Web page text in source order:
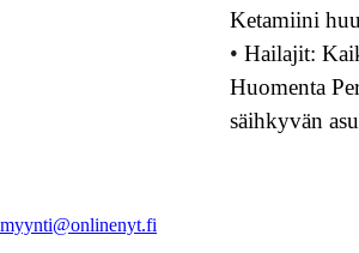
Ketamiini
• Hailajit:
Huomenta
säihkyvän
myynti@onlinenyt.fi